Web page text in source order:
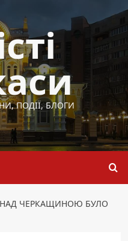
ПОДІЇ, БЛОГИ
НАД ЧЕРКАЩИНОЮ БУЛО